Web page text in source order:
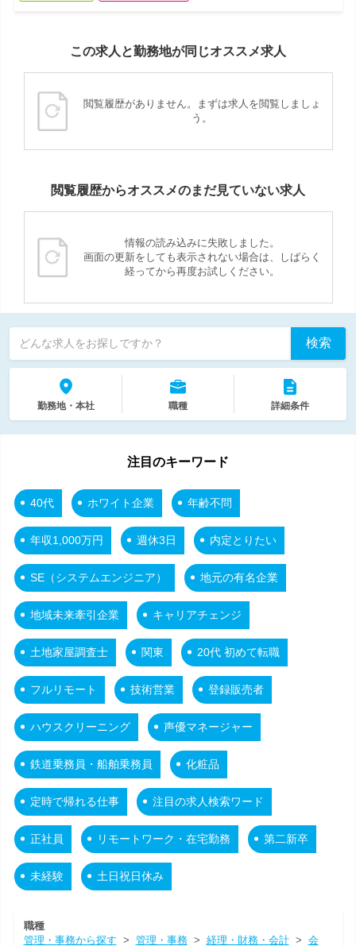
この求人と勤務地が同じオススメ求人
閲覧履歴がありません。まずは求人を閲覧しましょ
う。
閲覧履歴からオススメのまだ見ていない求人
情報の読み込みに失敗しました。
画面の更新をしても表示されない場合は、しばらく
経ってから再度お試しください。
どんな求人をお探しですか？ 検索
勤務地・本社 職種 詳細条件
注目のキーワード
40代 ホワイト企業 年齢不問
年収1,000万円 週休3日 内定とりたい
SE（システムエンジニア） 地元の有名企業
地域未来牽引企業 キャリアチェンジ
土地家屋調査士 関東 20代 初めて転職
フルリモート 技術営業 登録販売者
ハウスクリーニング 声優マネージャー
鉄道乗務員・船舶乗務員 化粧品
定時で帰れる仕事 注目の求人検索ワード
正社員 リモートワーク・在宅勤務 第二新卒
未経験 土日祝日休み
職種
管理・事務から探す > 管理・事務> 経理・財務・会計> 会